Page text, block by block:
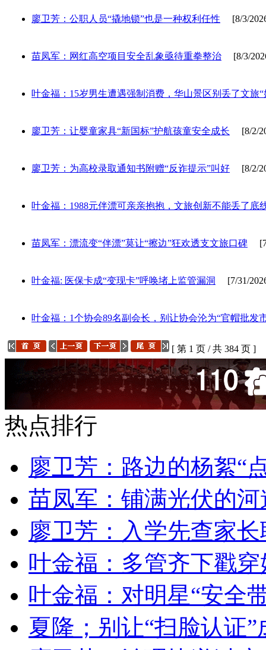
廖卫芳：公职人员“撬地锁”也是一种权利任性 [8/3/
苗凤军：网红高空项目安全乱象亟待重拳整治 [8/3/
叶金福：15岁男生遭遇强制消费，华山景区别丢了文旅“
廖卫芳：让婴童家具“新国标”护航孩童安全成长 [8/2/
廖卫芳：为高校录取通知书附赠“反诈提示”叫好 [8/2/
叶金福：1988元伴漂可亲亲抱抱，文旅创新不能丢了底
苗凤军：漂流变“伴漂”莫让“擦边”狂欢透支文旅口碑 [7/
叶金福: 医保卡成“变现卡”呼唤堵上监管漏洞 [7/31/
叶金福：1个协会89名副会长，别让协会沦为“官帽批发
[ 第 1 页 / 共 384 页 ]
热点排行
廖卫芳：路边的杨絮“
苗凤军：铺满光伏的
廖卫芳：入学先查家
叶金福：多管齐下戳
叶金福：对明星“安全
夏隆；别让“扫脸认证